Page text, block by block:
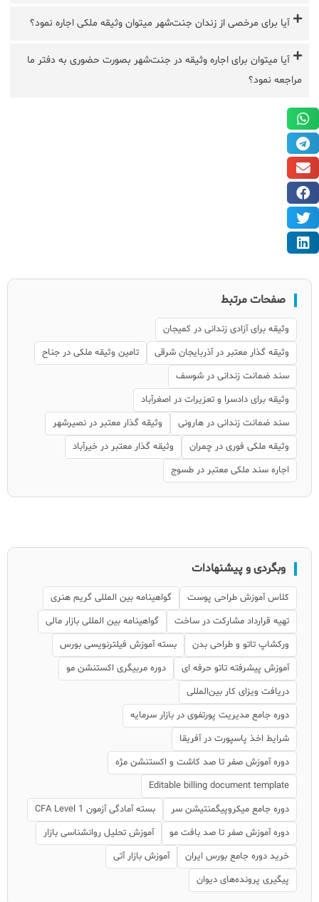
آیا برای مرخصی از زندان جنت‌شهر میتوان وثیقه ملکی اجاره نمود؟
آیا میتوان برای اجاره وثیقه در جنت‌شهر بصورت حضوری به دفتر ما
مراجعه نمود؟
صفحات مرتبط
وثیقه برای آزادی زندانی در کمیجان
وثیقه گذار معتبر در آذربایجان شرقی
تامین وثیقه ملکی در جناح
سند ضمانت زندانی در شوسف
وثیقه برای دادسرا و تعزیرات در اصغرآباد
سند ضمانت زندانی در هارونی
وثیقه گذار معتبر در نصیرشهر
وثیقه ملکی فوری در چمران
وثیقه گذار معتبر در خیرآباد
اجاره سند ملکی معتبر در طسوج
وبگردی و پیشنهادات
کلاس آموزش طراحی پوست
گواهینامه بین المللی گریم هنری
تهیه قرارداد مشارکت در ساخت
گواهینامه بین المللی بازار مالی
ورکشاپ تاتو و طراحی بدن
بسته آموزش فیلترنویسی بورس
آموزش پیشرفته تاتو حرفه ای
دوره مربیگری اکستنشن مو
دریافت ویزای کار بین‌المللی
دوره جامع مدیریت پورتفوی در بازار سرمایه
شرایط اخذ پاسپورت در آفریقا
دوره آموزش صفر تا صد کاشت و اکستنشن مژه
Editable billing document template
دوره جامع میکروپیگمنتیشن سر
بسته آمادگی آزمون CFA Level 1
دوره آموزش صفر تا صد بافت مو
آموزش تحلیل روانشناسی بازار
خرید دوره جامع بورس ایران
آموزش بازار آتی
پیگیری پرونده‌های دیوان